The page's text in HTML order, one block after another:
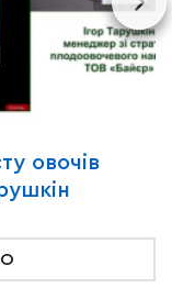
овочів